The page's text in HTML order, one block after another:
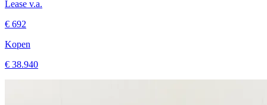
€ 692
Kopen
€ 38.940